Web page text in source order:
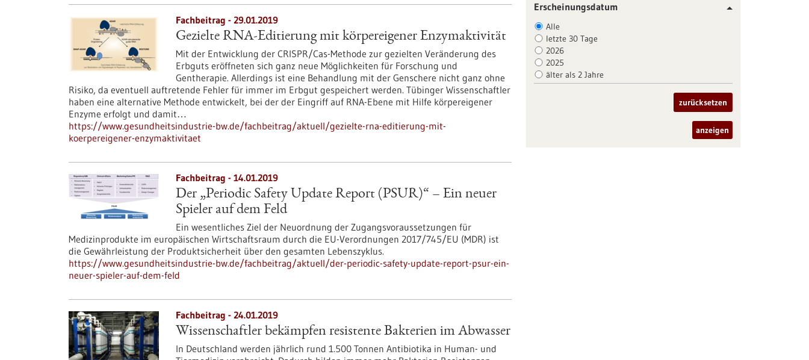
Fachbeitrag - 29.01.2019
Gezielte RNA-Editierung mit körpereigener Enzymaktivität
Mit der Entwicklung der CRISPR/Cas-Methode zur gezielten Veränderung des
Erbguts eröffneten sich ganz neue Möglichkeiten für Forschung und
Gentherapie. Allerdings ist eine Behandlung mit der Genschere nicht ganz ohne
Risiko, da eventuell auftretende Fehler für immer im Erbgut gespeichert werden. Tübinger Wissenschaftler
haben eine alternative Methode entwickelt, bei der der Eingriff auf RNA-Ebene mit Hilfe körpereigener
Enzyme erfolgt und damit…
https://www.gesundheitsindustrie-bw.de/fachbeitrag/aktuell/gezielte-rna-editierung-mit-
koerpereigener-enzymaktivitaet
Fachbeitrag - 14.01.2019
Der „Periodic Safety Update Report (PSUR)“ – Ein neuer
Spieler auf dem Feld
Ein wesentliches Ziel der Neuordnung der Zugangsvoraussetzungen für
Medizinprodukte im europäischen Wirtschaftsraum durch die EU-Verordnungen 2017/745/EU (MDR) ist
die Gewährleistung der Produktsicherheit über den gesamten Lebenszyklus.
https://www.gesundheitsindustrie-bw.de/fachbeitrag/aktuell/der-periodic-safety-update-report-psur-ein-
neuer-spieler-auf-dem-feld
Fachbeitrag - 24.01.2019
Wissenschaftler bekämpfen resistente Bakterien im Abwasser
In Deutschland werden jährlich rund 1.500 Tonnen Antibiotika in Human- und
Erscheinungsdatum
Alle
letzte 30 Tage
2026
2025
älter als 2 Jahre
zurücksetzen
anzeigen